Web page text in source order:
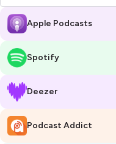
nos vies. J'ai lancé ce
2023. Je reviens avec un
des anciens, merci d'être
pour plus d'informations.
Apple Podcasts
Spotify
Deezer
Podcast Addict